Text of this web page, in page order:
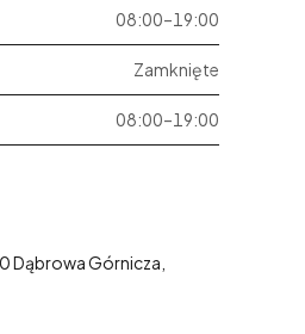
08:00–19:00
Zamknięte
08:00–19:00
Dąbrowa Górnicza,